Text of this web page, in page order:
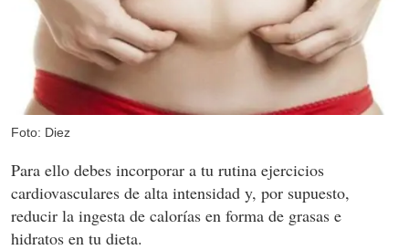
Foto: Diez
Para ello debes incorporar a tu rutina ejercicios
cardiovasculares de alta intensidad y, por supuesto,
reducir la ingesta de calorías en forma de grasas e
hidratos en tu dieta.